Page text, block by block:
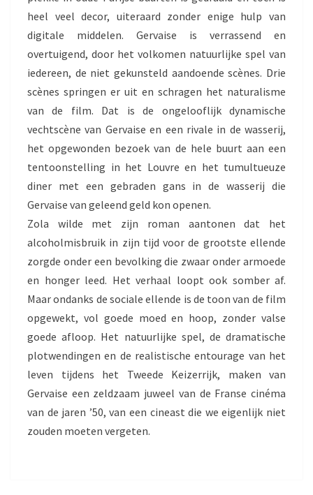
heel veel decor, uiteraard zonder enige hulp van
digitale middelen. Gervaise is verrassend en
overtuigend, door het volkomen natuurlijke spel van
iedereen, de niet gekunsteld aandoende scènes. Drie
scènes springen er uit en schragen het naturalisme
van de film. Dat is de ongelooflijk dynamische
vechtscène van Gervaise en een rivale in de wasserij,
het opgewonden bezoek van de hele buurt aan een
tentoonstelling in het Louvre en het tumultueuze
diner met een gebraden gans in de wasserij die
Gervaise van geleend geld kon openen.
Zola wilde met zijn roman aantonen dat het
alcoholmisbruik in zijn tijd voor de grootste ellende
zorgde onder een bevolking die zwaar onder armoede
en honger leed. Het verhaal loopt ook somber af.
Maar ondanks de sociale ellende is de toon van de film
opgewekt, vol goede moed en hoop, zonder valse
goede afloop. Het natuurlijke spel, de dramatische
plotwendingen en de realistische entourage van het
leven tijdens het Tweede Keizerrijk, maken van
Gervaise een zeldzaam juweel van de Franse cinéma
van de jaren ’50, van een cineast die we eigenlijk niet
zouden moeten vergeten.